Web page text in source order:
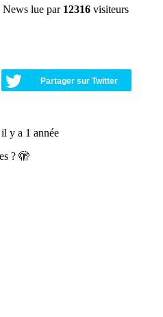
News lue par 12316 visiteurs
Partager sur Twitter